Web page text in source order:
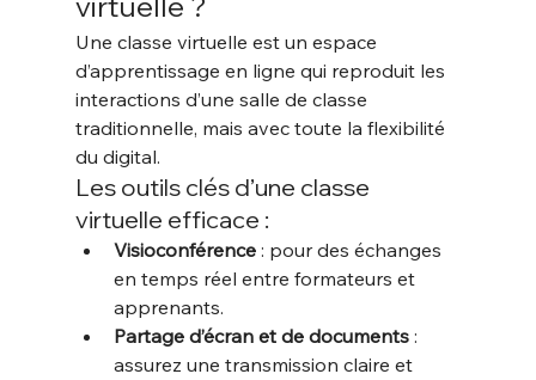
Une classe virtuelle est un espace
d’apprentissage en ligne qui reproduit les
interactions d’une salle de classe
traditionnelle, mais avec toute la flexibilité
du digital.
Les outils clés d’une classe
virtuelle efficace :
Visioconférence : pour des échanges
en temps réel entre formateurs et
apprenants.
Partage d’écran et de documents :
assurez une transmission claire et